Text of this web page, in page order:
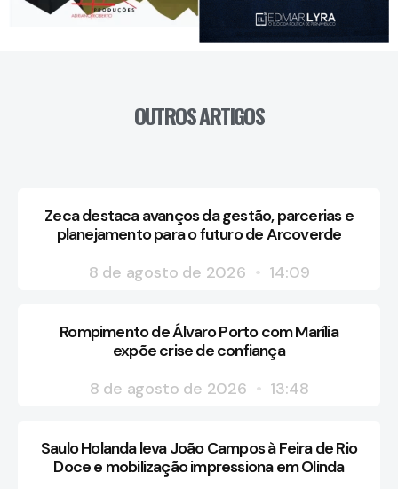
OUTROS ARTIGOS
Zeca destaca avanços da gestão, parcerias e
planejamento para o futuro de Arcoverde
8 de agosto de 2026
14:09
Rompimento de Álvaro Porto com Marília
expõe crise de confiança
8 de agosto de 2026
13:48
Saulo Holanda leva João Campos à Feira de Rio
Doce e mobilização impressiona em Olinda